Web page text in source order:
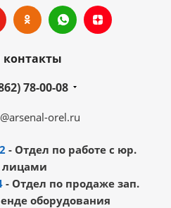
78-00-08
orel.ru
- Отдел по работе с юр.
лицами
- Отдел по продаже зап.
оборудования